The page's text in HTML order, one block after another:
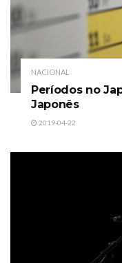
NACIONAL
Períodos no
Japonês
2019-04-22